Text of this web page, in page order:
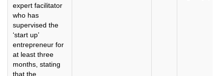
expert facilitator
who has
supervised the
‘start up’
entrepreneur for
at least three
months, stating
that the